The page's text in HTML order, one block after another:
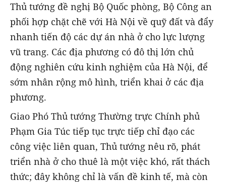
Thủ tướng đề nghị Bộ Quốc phòng, Bộ Công an
phối hợp chặt chẽ với Hà Nội về quỹ đất và đẩy
nhanh tiến độ các dự án nhà ở cho lực lượng
vũ trang. Các địa phương có đô thị lớn chủ
động nghiên cứu kinh nghiệm của Hà Nội, để
sớm nhân rộng mô hình, triển khai ở các địa
phương.
Giao Phó Thủ tướng Thường trực Chính phủ
Phạm Gia Túc tiếp tục trực tiếp chỉ đạo các
công việc liên quan, Thủ tướng nêu rõ, phát
triển nhà ở cho thuê là một việc khó, rất thách
thức; đây không chỉ là vấn đề kinh tế, mà còn